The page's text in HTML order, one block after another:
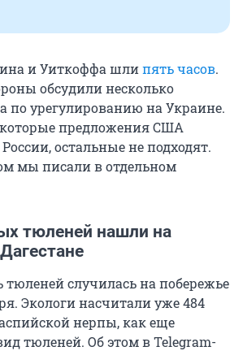
и Уиткоффа шлипять часов.
обсудили несколько
по урегулированию на Украине.
предложения США
остальные не подходят.
мы писали в отдельном
тюленей нашли на
тюленей случилась на побережье
Экологи насчитали уже 484
нерпы, как еще
тюленей. Об этом в Telegram-